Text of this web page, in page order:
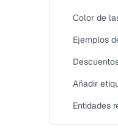
Color de
Ejemplos
Añadir
Entidades